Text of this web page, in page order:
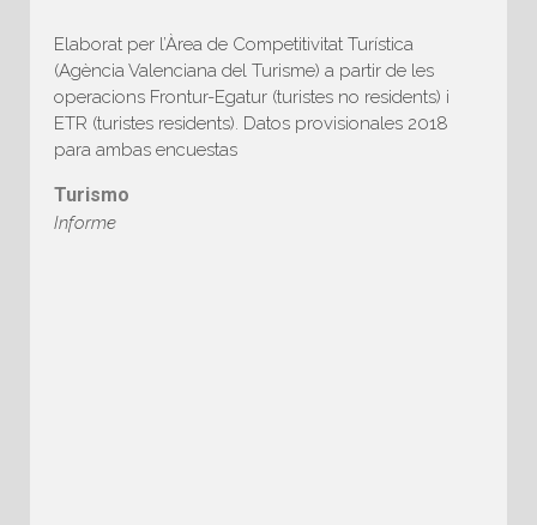
Elaborat per l’Àrea de Competitivitat Turística
(Agència Valenciana del Turisme) a partir de les
operacions Frontur-Egatur (turistes no residents) i
ETR (turistes residents). Datos provisionales 2018
para ambas encuestas
Turismo
Informe